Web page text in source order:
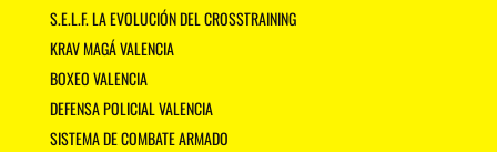
S.E.L.F. LA EVOLUCIÓN DEL CROSSTRAINING
KRAV MAGÁ VALENCIA
BOXEO VALENCIA
DEFENSA POLICIAL VALENCIA
SISTEMA DE COMBATE ARMADO